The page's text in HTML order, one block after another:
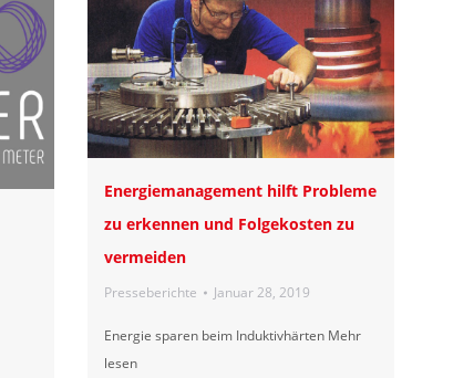
Energiemanagement hilft Probleme
zu erkennen und Folgekosten zu
vermeiden
Presseberichte Januar 28, 2019
Energie sparen beim Induktivhärten Mehr
lesen